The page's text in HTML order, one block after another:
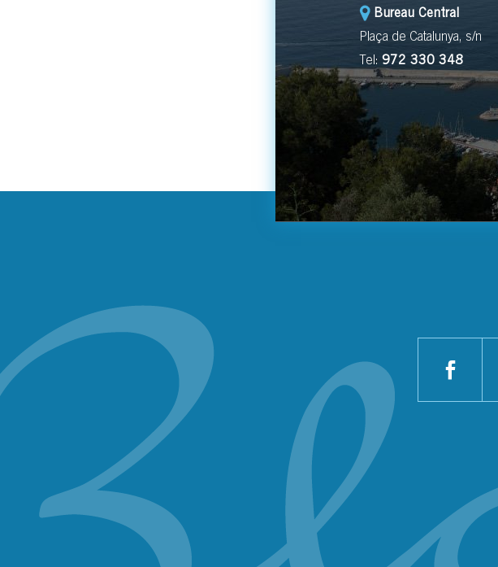
Bureau Central
Plaça de Catalunya, s/n
Tel: 972 330 348